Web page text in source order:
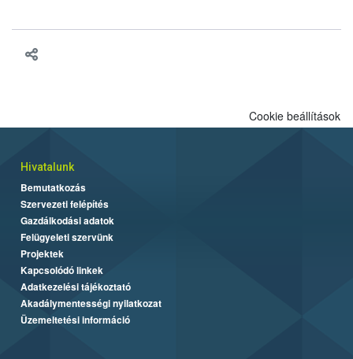
Cookie beállítások
Hivatalunk
Bemutatkozás
Szervezeti felépítés
Gazdálkodási adatok
Felügyeleti szervünk
Projektek
Kapcsolódó linkek
Adatkezelési tájékoztató
Akadálymentességi nyilatkozat
Üzemeltetési információ